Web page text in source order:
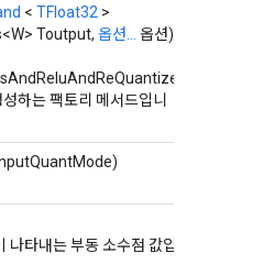
< TFloat32 >
Toutput, 옵션...
옵션)
하는 팩토리 메서드입니
나타내는 부동 소수점 값입